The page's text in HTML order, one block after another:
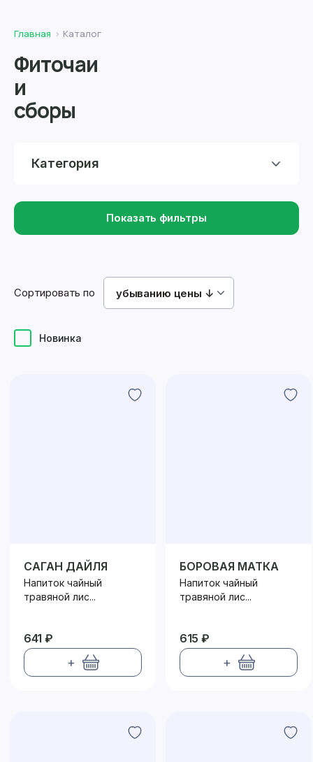
Главная Каталог
Фиточаи
и
сборы
Категория
Показать фильтры
Новинка
Сортировать по убыванию цены ↓
САГАН ДАЙЛЯ
Напиток чайный
травяной лис...
641 ₽
+
БОРОВАЯ МАТКА
Напиток чайный
травяной лис...
615 ₽
+